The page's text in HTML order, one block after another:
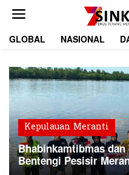
GLOBAL NASIONAL
Kepulauan Meranti
Bhabinkamtibmas dan
Bentengi Pesisir